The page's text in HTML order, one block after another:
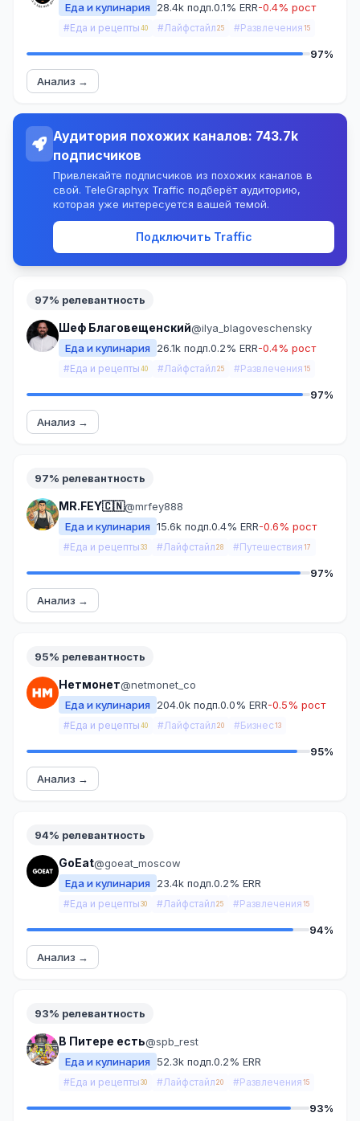
Еда и кулинария
28.4k подп.0.1% ERR-0.4% рост
#Еда и рецепты 40 #Лайфстайл 25 #Развлечения 15
97%
Анализ →
Аудитория похожих каналов: 743.7k
подписчиков
Привлекайте подписчиков из похожих каналов в
свой. TeleGraphyx Traffic подберёт аудиторию,
которая уже интересуется вашей темой.
Подключить Traffic
97% релевантность
Шеф Благовещенский@ilya_blagoveschensky
Еда и кулинария
26.1k подп.0.2% ERR-0.4% рост
#Еда и рецепты 40 #Лайфстайл 25 #Развлечения 15
97%
Анализ →
97% релевантность
MR.FEY🇨🇳@mrfey888
Еда и кулинария 15.6k подп.0.4% ERR-0.6% рост
#Еда и рецепты 33 #Лайфстайл 28 #Путешествия 17
97%
Анализ →
95% релевантность
Нетмонет@netmonet_co
Еда и кулинария
204.0k подп.0.0% ERR-0.5% рост
#Еда и рецепты 40 #Лайфстайл 20 #Бизнес 13
95%
Анализ →
94% релевантность
GoEat@goeat_moscow
Еда и кулинария
23.4k подп.0.2% ERR
#Еда и рецепты 30 #Лайфстайл 25 #Развлечения 15
94%
Анализ →
93% релевантность
В Питере есть@spb_rest
Еда и кулинария
52.3k подп.0.2% ERR
#Еда и рецепты 30 #Лайфстайл 20 #Развлечения 15
93%